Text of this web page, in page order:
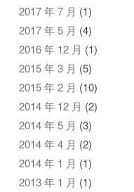
2017 年 7 月 (1)
2017 年 5 月 (4)
2016 年 12 月 (1)
2015 年 3 月 (5)
2015 年 2 月 (10)
2014 年 12 月 (2)
2014 年 5 月 (3)
2014 年 4 月 (2)
2014 年 1 月 (1)
2013 年 1 月 (1)